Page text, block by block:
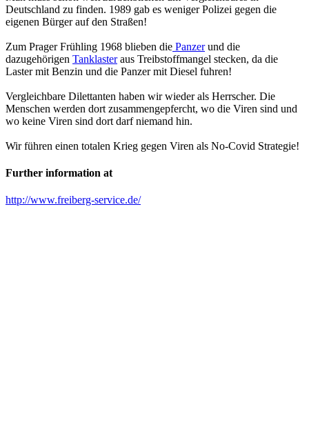
Deutschland zu finden. 1989 gab es weniger Polizei gegen die
eigenen Bürger auf den Straßen!
Zum Prager Frühling 1968 blieben die Panzerund die
dazugehörigen Tanklasteraus Treibstoffmangel stecken, da die
Laster mit Benzin und die Panzer mit Diesel fuhren!
Vergleichbare Dilettanten haben wir wieder als Herrscher. Die
Menschen werden dort zusammengepfercht, wo die Viren sind und
wo keine Viren sind dort darf niemand hin.
Wir führen einen totalen Krieg gegen Viren als No-Covid Strategie!
Further information at
http://www.freiberg-service.de/